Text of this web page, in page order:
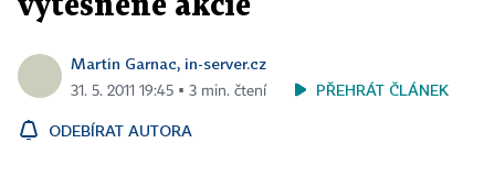
vytěsněné akcie
Martin Garnac, in-server.cz
31. 5. 2011 19:45 ▪ 3 min. čtení PŘEHRÁT ČLÁNEK
ODEBÍRAT AUTORA